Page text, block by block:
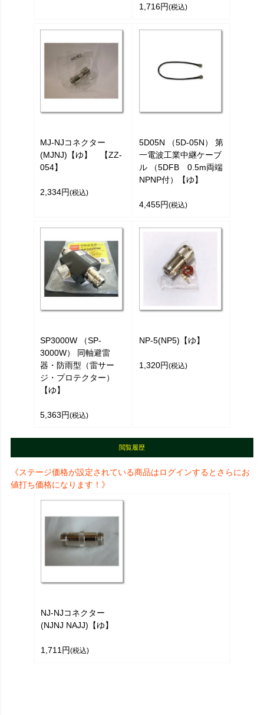
1,716円(税込)
MJ-NJコネクター
(MJNJ)【ゆ】 【ZZ-
054】
2,334円(税込)
5D05N （5D-05N） 第
一電波工業中継ケーブ
ル （5DFB 0.5m両端
NPNP付）【ゆ】
4,455円(税込)
SP3000W （SP-
3000W） 同軸避雷
器・防雨型（雷サー
ジ・プロテクター）
【ゆ】
5,363円(税込)
NP-5(NP5)【ゆ】
1,320円(税込)
閲覧履歴
《ステージ価格が設定されている商品はログインするとさらにお
値打ち価格になります！》
NJ-NJコネクター
(NJNJ NAJJ)【ゆ】
1,711円(税込)